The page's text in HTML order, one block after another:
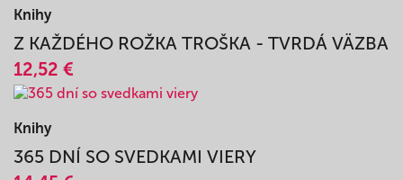
TAJOMSTVO SNOV
14,45 €
Knihy
Z KAŽDÉHO ROŽKA TROŠKA - TVRDÁ VÄZBA
12,52 €